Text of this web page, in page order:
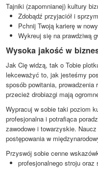
Tajniki (zapomnianej) kultury
Zdobądź przyjaciół i
Pchnij Twoją karierę w
Wykreuj się na prawdziwą
Wysoka jakość w
Jak Cię widzą, tak o Tobie
lekceważyć to, jak jesteśmy
sposób powitania,
przecież drobiazgi mają
Wypracuj w sobie taki poziom
profesjonalna i potrafiąca
zawodowe i towarzyskie.
postępowania w
Przyswój sobie cenne
profesjonalnego stroju oraz